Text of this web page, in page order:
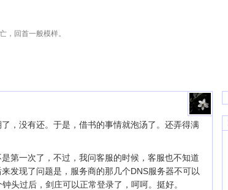
，回首一般模样。
，没有还。于是，借书的事情就泡汤了。 还弄得满
第一次了，不过，我问客服的时候，客服也不知道
发现了问题是，服务商的那几个DNS服务器不可以
头过后，剑庄可以正常登录了，呵呵。挺好。